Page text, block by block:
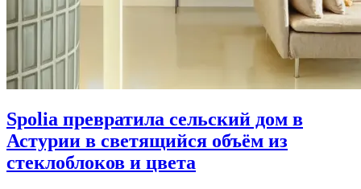
Spolia превратила сельский дом в
Астурии в светящийся объём из
стеклоблоков и цвета